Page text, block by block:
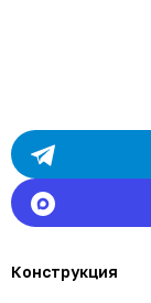
Конструкция